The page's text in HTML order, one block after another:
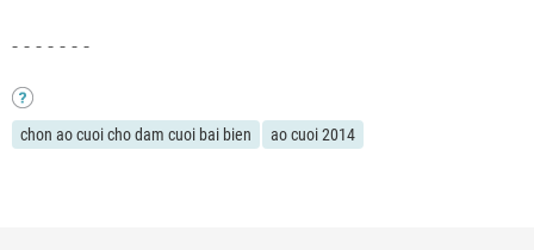
- - - - - - -
chon ao cuoi cho dam cuoi bai bien ao cuoi 2014